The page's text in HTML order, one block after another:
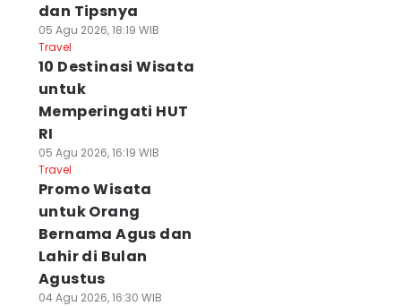
dan Tipsnya
05 Agu 2026, 18:19 WIB
Travel
10 Destinasi Wisata
untuk
Memperingati HUT
RI
05 Agu 2026, 16:19 WIB
Travel
Promo Wisata
untuk Orang
Bernama Agus dan
Lahir di Bulan
Agustus
04 Agu 2026, 16:30 WIB